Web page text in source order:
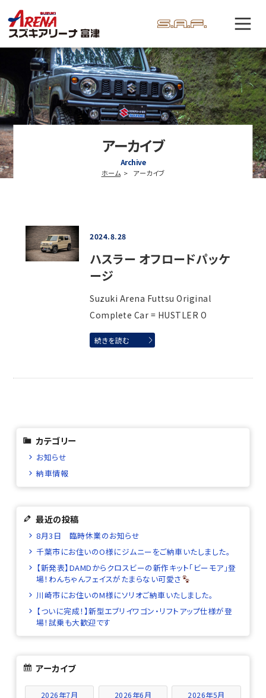
アーカイブ
Archive
ホーム アーカイブ
2024.8.28
ハスラー オフロードパッケ
ージ
Suzuki Arena Futtsu Original
Complete Car = HUSTLER O
続きを読む
カテゴリー
お知らせ
納車情報
最近の投稿
8月3日 臨時休業のお知らせ
千葉市にお住いのO様にジムニーをご納車いたしました。
【新発表】DAMDからクロスビーの新作キット「ビーモア」登
場！わんちゃんフェイスがたまらない可愛さ
川崎市にお住いのM様にソリオご納車いたしました。
【ついに完成！】新型エブリイワゴン・リフトアップ仕様が登
場！試乗も大歓迎です
アーカイブ
2026年7月 2026年6月 2026年5月